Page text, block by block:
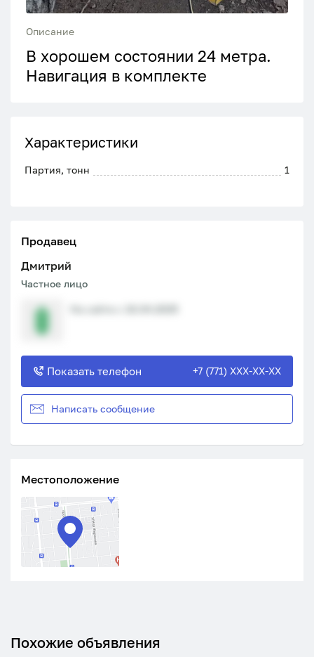
Описание
В хорошем состоянии 24 метра.
Навигация в комплекте
Характеристики
Партия, тонн 1
Продавец
Дмитрий
Частное лицо
Показать телефон +7 (771) XXX-XX-XX
Написать сообщение
Местоположение
Похожие объявления